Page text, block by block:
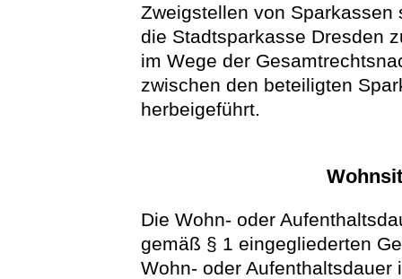
Zweigstellen von
die Stadtsparkasse Dresden
im Wege der
zwischen den beteiligten
herbeigeführt.
Die Wohn- oder
gemäß § 1 eingegliederten
Wohn- oder Aufenthaltsdauer